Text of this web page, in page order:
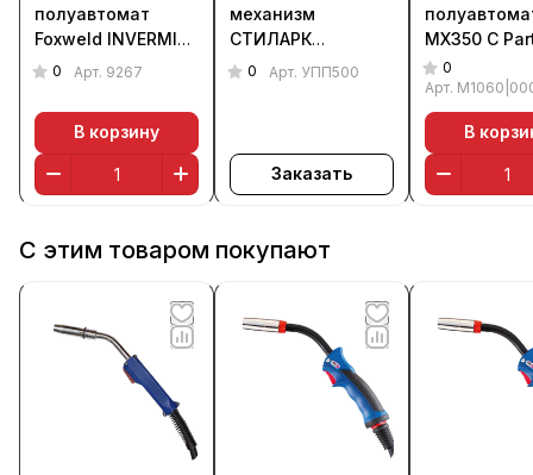
полуавтомат
Foxweld INVERMIG
351 SYN (380 В)
0 Арт. 9267
В корзину
механизм
СТИЛАРК
УПП-500А
0 Арт. УПП500
Заказать
MX350 С
Set
0
Арт.
В
С этим товаром покупают